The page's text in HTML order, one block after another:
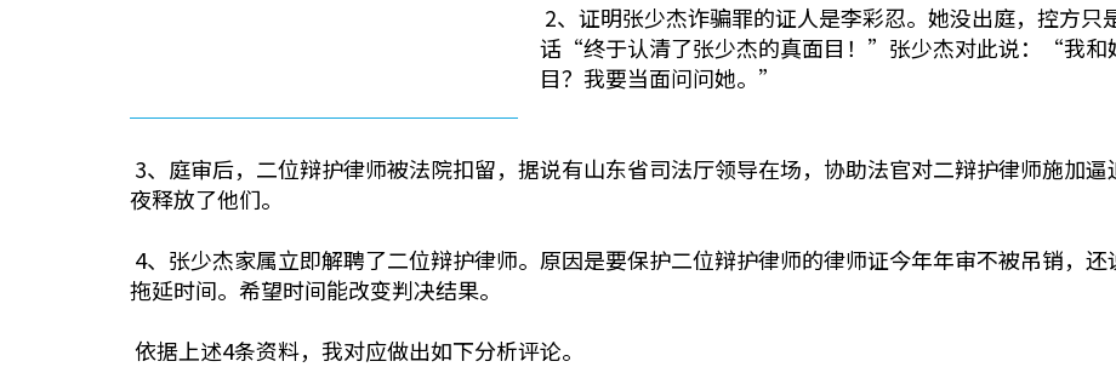
2、证明张少杰诈骗罪的证人是李彩忍。她没出庭，控方
话“终于认清了张少杰的真面目！”张少杰对此说：“我和
目？我要当面问问她。”
3、庭审后，二位辩护律师被法院扣留，据说有山东省司法厅领导在场，协助法官对二辩护律师施加
夜释放了他们。
4、张少杰家属立即解聘了二位辩护律师。原因是要保护二位辩护律师的律师证今年年审不被吊销，还
拖延时间。希望时间能改变判决结果。
依据上述4条资料，我对应做出如下分析评论。